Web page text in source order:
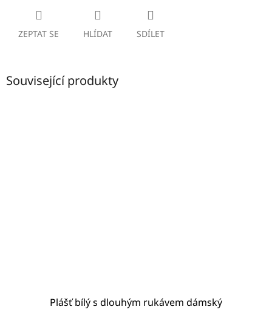
ZEPTAT SE HLÍDAT SDÍLET
Související produkty
Plášť bílý s dlouhým rukávem dámský